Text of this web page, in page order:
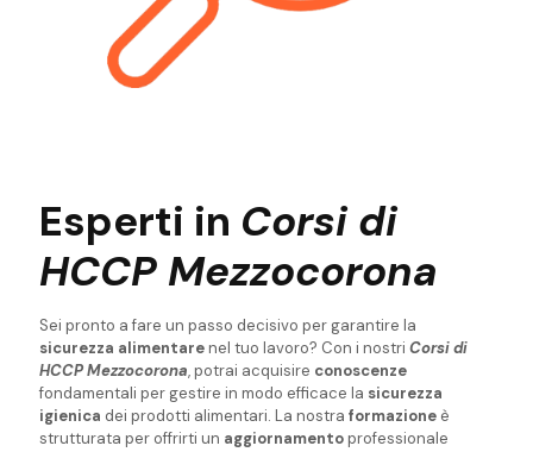
Esperti in Corsi di
HCCP Mezzocorona
Sei pronto a fare un passo decisivo per garantire la
sicurezza alimentarenel tuo lavoro? Con i nostri Corsi di
HCCP Mezzocorona, potrai acquisire conoscenze
fondamentali per gestire in modo efficace la sicurezza
igienica dei prodotti alimentari. La nostra formazione è
strutturata per offrirti un aggiornamentoprofessionale